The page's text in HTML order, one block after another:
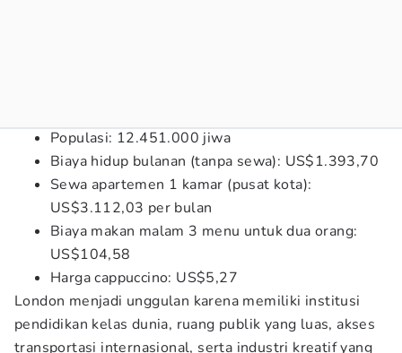
Populasi: 12.451.000 jiwa
Biaya hidup bulanan (tanpa sewa): US$1.393,70
Sewa apartemen 1 kamar (pusat kota):
US$3.112,03 per bulan
Biaya makan malam 3 menu untuk dua orang:
US$104,58
Harga cappuccino: US$5,27
London menjadi unggulan karena memiliki institusi
pendidikan kelas dunia, ruang publik yang luas, akses
transportasi internasional, serta industri kreatif yang